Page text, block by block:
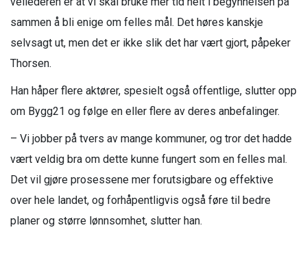
sammen å bli enige om felles mål. Det høres kanskje
selvsagt ut, men det er ikke slik det har vært gjort, påpeker
Thorsen.
Han håper flere aktører, spesielt også offentlige, slutter opp
om Bygg21 og følge en eller flere av deres anbefalinger.
– Vi jobber på tvers av mange kommuner, og tror det hadde
vært veldig bra om dette kunne fungert som en felles mal.
Det vil gjøre prosessene mer forutsigbare og effektive
over hele landet, og forhåpentligvis også føre til bedre
planer og større lønnsomhet, slutter han.